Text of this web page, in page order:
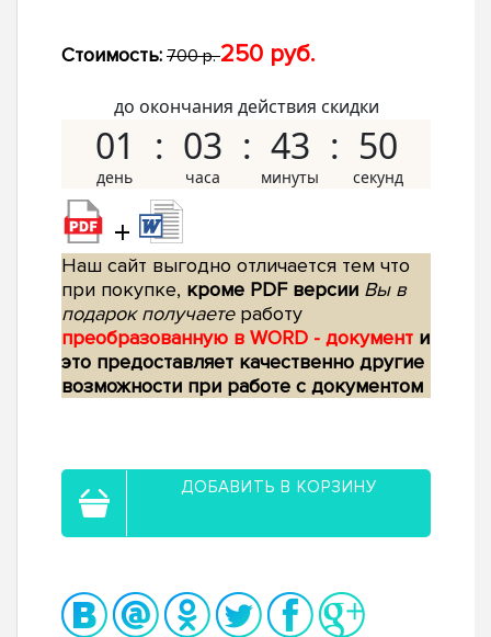
Стоимость: 700 р.250 руб.
до окончания действия скидки
01 03 43 49
+
Наш сайт выгодно отличается тем что
при покупке, кроме PDF версии Вы в
подарок получаетеработу
преобразованную в WORD - документ и
это предоставляет качественно другие
возможности при работе с документом
ДОБАВИТЬ В КОРЗИНУ